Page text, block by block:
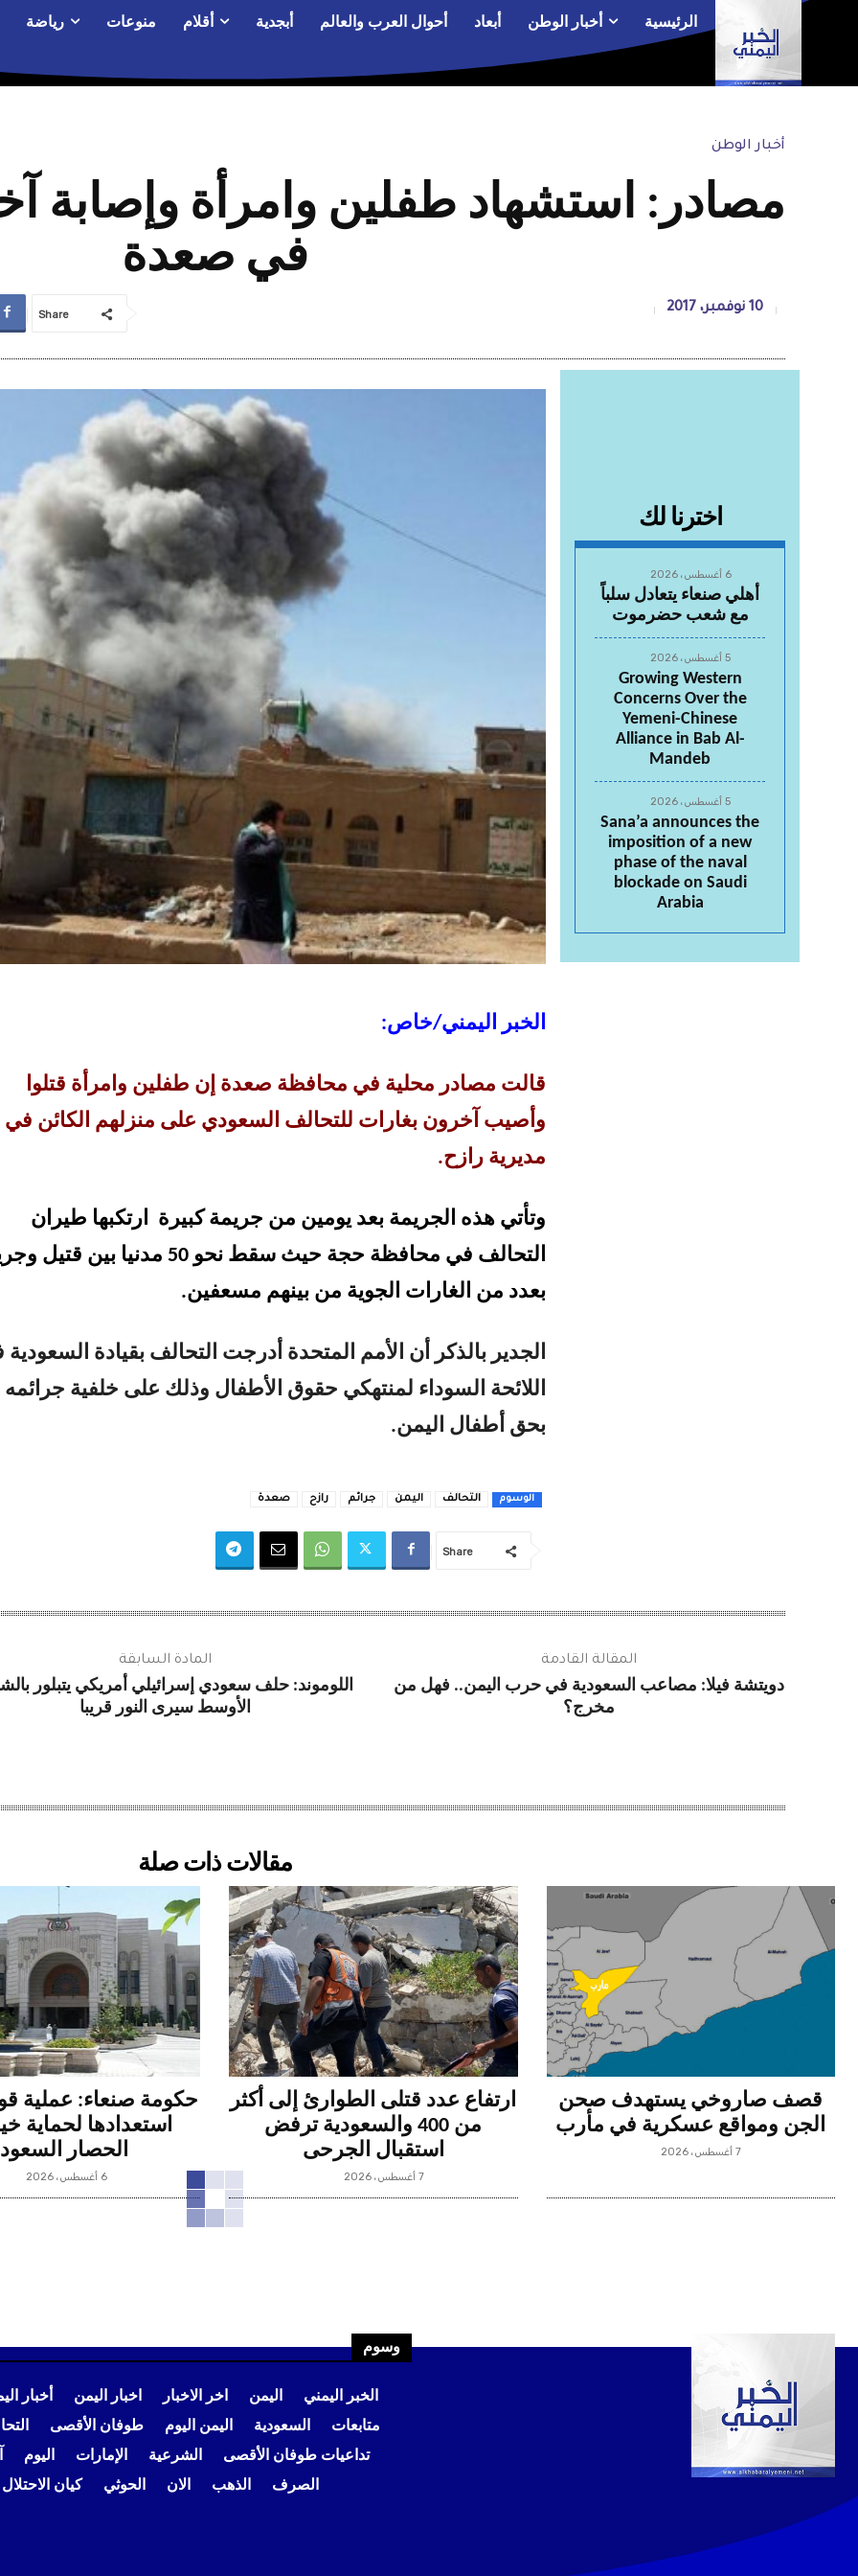
الرئيسية أخبار الوطن أبعاد أحوال العرب والعالم أبجدية أقلام منوعات رياضة
أخبار الوطن
مصادر: استشهاد طفلين وامرأة وإصابة
في صعدة
10 نوفمبر، 2017 Share
اخترنا لك
6 أغسطس، 2026
أهلي صنعاء يتعادل سلباً
مع شعب حضرموت
5 أغسطس، 2026
Growing Western
Concerns Over the
Yemeni-Chinese
Alliance in Bab Al-
Mandeb
5 أغسطس، 2026
Sana’a announces the
imposition of a new
phase of the naval
blockade on Saudi
Arabia
الخبر اليمني/خاص:
قالت مصادر محلية في محافظة صعدة إن طفلين وامرأة قتلوا
وأصيب آخرون بغارات للتحالف السعودي على منزلهم الكائن في
مديرية رازح.
وتأتي هذه الجريمة بعد يومين من جريمة كبيرة ارتكبها طيران
التحالف في محافظة حجة حيث سقط نحو 50 مدنيا بين
بعدد من الغارات الجوية من بينهم مسعفين.
الجدير بالذكر أن الأمم المتحدة أدرجت التحالف بقيادة
اللائحة السوداء لمنتهكي حقوق الأطفال وذلك على خلفية جرائمه
بحق أطفال اليمن.
الوسوم التحالف اليمن جرائم رازح صعدة
Share
المادة السابقة
اللوموند: حلف سعودي إسرائيلي أمريكي يتبلور
الأوسط سيرى النور قريبا
المقالة القادمة
دويتشة فيلا: مصاعب السعودية في حرب اليمن.. فهل من
مخرج؟
مقالات ذات صلة
قصف صاروخي يستهدف صحن
الجن ومواقع عسكرية في مأرب
7 أغسطس، 2026
ارتفاع عدد قتلى الطوارئ إلى أكثر
من 400 والسعودية ترفض
استقبال الجرحى
7 أغسطس، 2026
حكومة صنعاء: عملية
استعدادها لحماية
الحصار
6 أغسطس، 2026
وسوم
الخبر اليمني اليمن اخر الاخبار اخبار اليمن أخبار
متابعات
السعودية اليمن اليوم طوفان الأقصى
تداعيات طوفان الأقصى
الشرعية الإمارات اليوم
الصرف
الذهب الان الحوثي كيان الاحتلال